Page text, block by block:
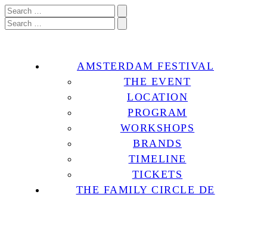
AMSTERDAM FESTIVAL
THE EVENT
LOCATION
PROGRAM
WORKSHOPS
BRANDS
TIMELINE
TICKETS
THE FAMILY CIRCLE DE